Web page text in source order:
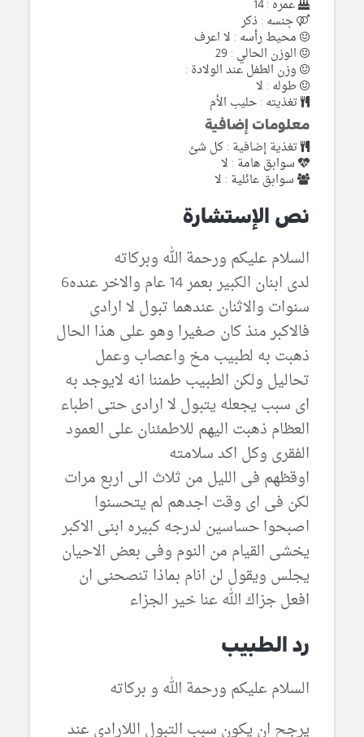
عمره : 14
جنسه : ذكر
محيط رأسه : لا اعرف
الوزن الحالي : 29
وزن الطفل عند الولادة :
طوله : لا
تغذيته : حليب الأم
معلومات إضافية
تغذية إضافية : كل شئ
سوابق هامة : لا
سوابق عائلية : لا
نص الإستشارة
السلام عليكم ورحمة الله وبركاته
لدى ابنان الكبير بعمر 14 عام والاخر عنده6
سنوات والاثنان عندهما تبول لا ارادى
فالاكبر منذ كان صغيرا وهو على هذا الحال
ذهبت به لطبيب مخ واعصاب وعمل
تحاليل ولكن الطبيب طمننا انه لايوجد به
اى سبب يجعله يتبول لا ارادى حتى اطباء
العظام ذهبت اليهم للاطمئنان على العمود
الفقرى وكل اكد سلامته
اوقظهم فى الليل من ثلاث الى اربع مرات
لكن فى اى وقت اجدهم لم يتحسنوا
اصبحوا حساسين لدرجه كبيره ابنى الاكبر
يخشى القيام من النوم وفى بعض الاحيان
يجلس ويقول لن انام بماذا تنصحنى ان
افعل جزاك الله عنا خير الجزاء
رد الطبيب
السلام عليكم ورحمة الله و بركاته
يرجح ان يكون سبب التبول اللارادى عند